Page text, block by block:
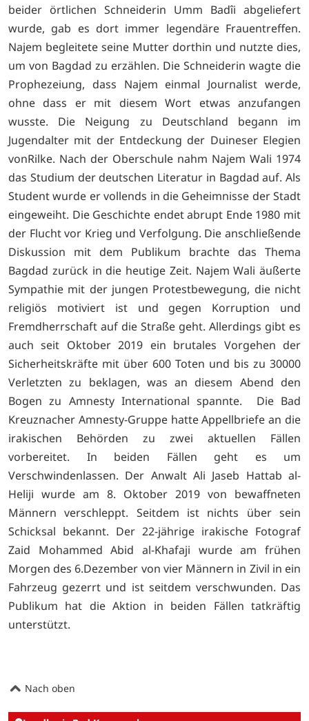
beider örtlichen Schneiderin Umm Badîi abgeliefert
wurde, gab es dort immer legendäre Frauentreffen.
Najem begleitete seine Mutter dorthin und nutzte dies,
um von Bagdad zu erzählen. Die Schneiderin wagte die
Prophezeiung, dass Najem einmal Journalist werde,
ohne dass er mit diesem Wort etwas anzufangen
wusste. Die Neigung zu Deutschland begann im
Jugendalter mit der Entdeckung der Duineser Elegien
vonRilke. Nach der Oberschule nahm Najem Wali 1974
das Studium der deutschen Literatur in Bagdad auf. Als
Student wurde er vollends in die Geheimnisse der Stadt
eingeweiht. Die Geschichte endet abrupt Ende 1980 mit
der Flucht vor Krieg und Verfolgung. Die anschließende
Diskussion mit dem Publikum brachte das Thema
Bagdad zurück in die heutige Zeit. Najem Wali äußerte
Sympathie mit der jungen Protestbewegung, die nicht
religiös motiviert ist und gegen Korruption und
Fremdherrschaft auf die Straße geht. Allerdings gibt es
auch seit Oktober 2019 ein brutales Vorgehen der
Sicherheitskräfte mit über 600 Toten und bis zu 30000
Verletzten zu beklagen, was an diesem Abend den
Bogen zu Amnesty International spannte. Die Bad
Kreuznacher Amnesty-Gruppe hatte Appellbriefe an die
irakischen Behörden zu zwei aktuellen Fällen
vorbereitet. In beiden Fällen geht es um
Verschwindenlassen. Der Anwalt Ali Jaseb Hattab al-
Heliji wurde am 8. Oktober 2019 von bewaffneten
Männern verschleppt. Seitdem ist nichts über sein
Schicksal bekannt. Der 22-jährige irakische Fotograf
Zaid Mohammed Abid al-Khafaji wurde am frühen
Morgen des 6.Dezember von vier Männern in Zivil in ein
Fahrzeug gezerrt und ist seitdem verschwunden. Das
Publikum hat die Aktion in beiden Fällen tatkräftig
unterstützt.
Nach oben